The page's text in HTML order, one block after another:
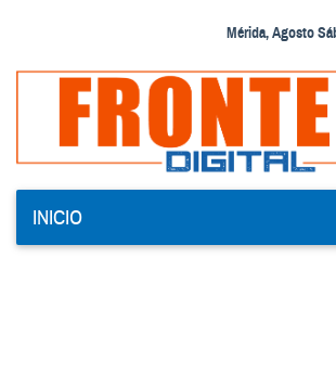
Mérida, Agosto
INICIO